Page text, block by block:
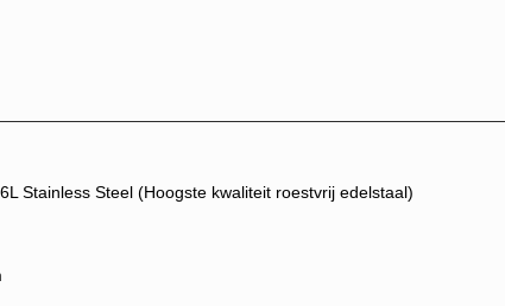
Stainless Steel (Hoogste kwaliteit roestvrij edelstaal)